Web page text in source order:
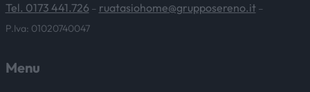
Tel. 0173 441.726 – ruatasiohome@grupposereno.it –
P.Iva: 01020740047
Menu